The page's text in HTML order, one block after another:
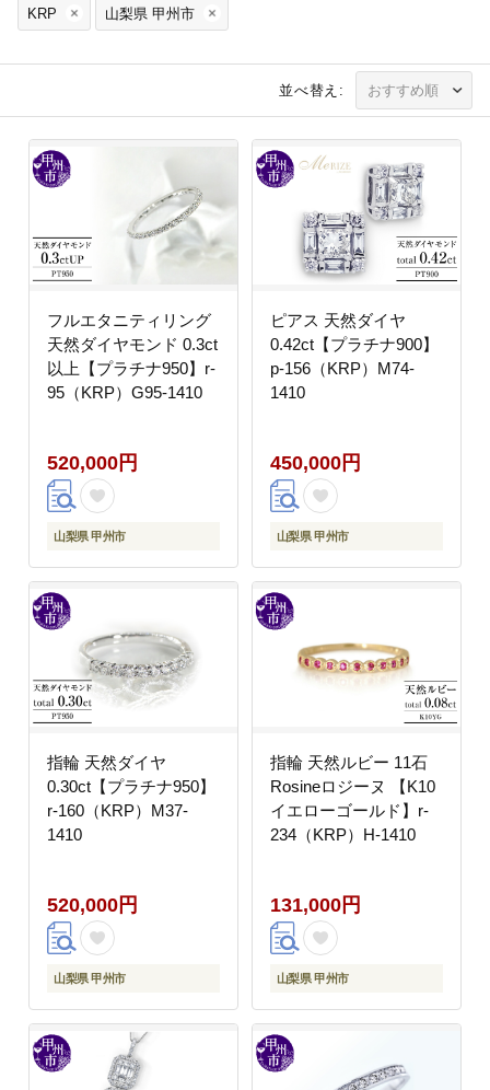
KRP 山梨県 甲州市
並べ替え:
フルエタニティリング
天然ダイヤモンド 0.3ct
以上【プラチナ950】r-
95（KRP）G95-1410
520,000円
山梨県 甲州市
ピアス 天然ダイヤ
0.42ct【プラチナ900】
p-156（KRP）M74-
1410
450,000円
山梨県 甲州市
指輪 天然ダイヤ
0.30ct【プラチナ950】
r-160（KRP）M37-
1410
520,000円
山梨県 甲州市
指輪 天然ルビー 11石
Rosineロジーヌ 【K10
イエローゴールド】r-
234（KRP）H-1410
131,000円
山梨県 甲州市